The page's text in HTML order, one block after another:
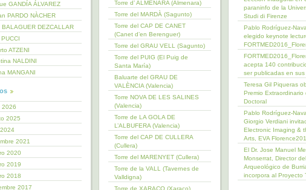
GANDÍA ÁLVAREZ
PARDO NÀCHER
BALAGUER DEZCALLAR
ATZENI
NALDINI
MANGANI
2026
2025
2021
2020
2019
2018
2017
Torre d’ ALMENARA (Almenara)
Torre del MARDÀ (Sagunto)
Torre del CAP DE CANET
(Canet d’en Berenguer)
Torre del GRAU VELL (Sagunto)
Torre del PUIG (El Puig de
Santa María)
Baluarte del GRAU DE
VALÈNCIA (Valencia)
Torre NOVA DE LES SALINES
(Valencia)
Torre de LA GOLA DE
L’ALBUFERA (Valencia)
Torre del CAP DE CULLERA
(Cullera)
Torre del MARENYET (Cullera)
Torre de la VALL (Tavernes de
Valldigna)
Torre de XARACO (Xaraco)
paraninfo de la
Studi di Firenze
Pablo Rodríguez-
elegido keynote
acepta 140
ser publicadas en
Teresa Gil Piqueras
Premio Extraordinario
Doctoral
Pablo Rodríguez-
Giorgio Verdiani
Electronic Imaging &
Arts, EVA
El Dr. Jose Manuel
Monserrat, Director
Arqueológico de
incorpora al Proyecto